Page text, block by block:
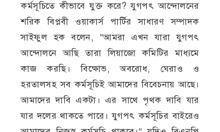
কর্মসূচিতে কীভাবে যুক্ত করে? যুগপৎ আন্দোলনের
শরিক বিপ্লবী ওয়াকার্স পার্টির সাধারণ সম্পাদক
সাইফুল হক বলেন, “আমরা এখন যারা যুগপৎ
আন্দোলনে আছি তারা লিয়াজো কমিটির মাধ্যমে
কাজ করছি। বিক্ষোভ, অবরোধ, ঘেরাও ও
হরতালসহ সব কর্মসূচিই আমাদের বিবেচনায় আছে।
আমাদের দাবি একটা। এর সাথে পৃথক দাবি যার
যার দলের থাকতে পারে। যুগপৎ কর্মসূচির বাইরেও